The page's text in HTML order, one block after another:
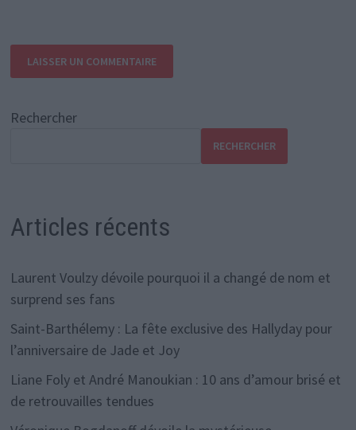
Rechercher
RECHERCHER
Articles récents
Laurent Voulzy dévoile pourquoi il a changé de nom et
surprend ses fans
Saint-Barthélemy : La fête exclusive des Hallyday pour
l’anniversaire de Jade et Joy
Liane Foly et André Manoukian : 10 ans d’amour brisé et
de retrouvailles tendues